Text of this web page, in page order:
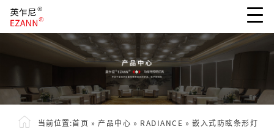
当前位置:首页 » 产品中心 » RADIANCE » 嵌入式防眩条形灯